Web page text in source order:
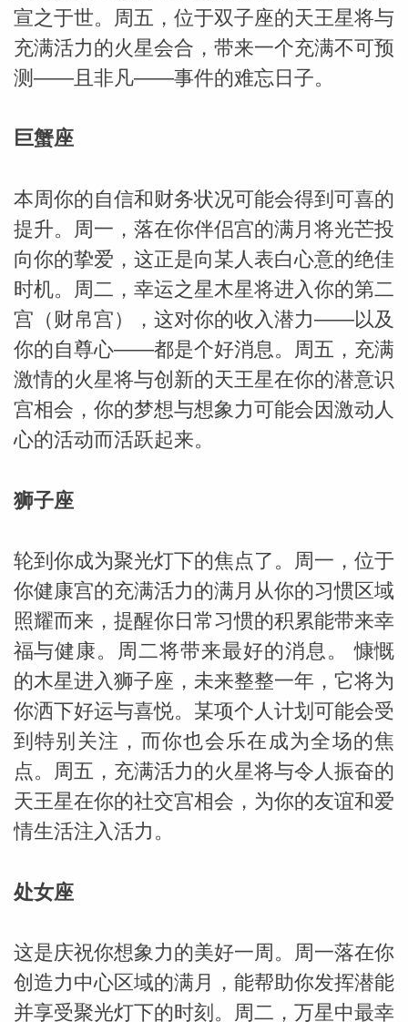
miller
宣之于世。周五，位于双子座的天王星将与
充满活力的火星会合，带来一个充满不可预
测——且非凡——事件的难忘日子。
巨蟹座
本周你的自信和财务状况可能会得到可喜的
提升。周一，落在你伴侣宫的满月将光芒投
向你的挚爱，这正是向某人表白心意的绝佳
时机。周二，幸运之星木星将进入你的第二
宫（财帛宫），这对你的收入潜力——以及
你的自尊心——都是个好消息。周五，充满
激情的火星将与创新的天王星在你的潜意识
宫相会，你的梦想与想象力可能会因激动人
心的活动而活跃起来。
狮子座
轮到你成为聚光灯下的焦点了。周一，位于
你健康宫的充满活力的满月从你的习惯区域
照耀而来，提醒你日常习惯的积累能带来幸
福与健康。周二将带来最好的消息。 慷慨
的木星进入狮子座，未来整整一年，它将为
你洒下好运与喜悦。某项个人计划可能会受
到特别关注，而你也会乐在成为全场的焦
点。周五，充满活力的火星将与令人振奋的
天王星在你的社交宫相会，为你的友谊和爱
情生活注入活力。
处女座
这是庆祝你想象力的美好一周。周一落在你
创造力中心区域的满月，能帮助你发挥潜能
并享受聚光灯下的时刻。周二，万星中最幸